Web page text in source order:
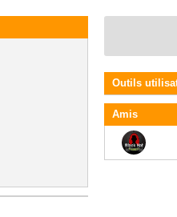
Outils
Amis